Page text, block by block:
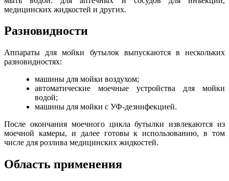
медицинских жидкостей и других.
Разновидности
Аппараты для мойки бутылок выпускаются в нескольких
разновидностях:
машины для мойки воздухом;
автоматические моечные устройства для мойки
водой;
машины для мойки с УФ-дезинфекцией.
После окончания моечного цикла бутылки извлекаются из
моечной камеры, и далее готовы к использованию, в том
числе для розлива медицинских жидкостей.
Область применения